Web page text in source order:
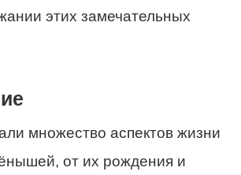
этих замечательных
множество аспектов жизни
от их рождения и